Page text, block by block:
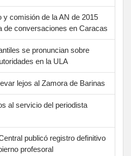
y comisión de la AN de 2015
de conversaciones en Caracas
se pronuncian sobre
en la ULA
lejos al Zamora de Barinas
al servicio del periodista
publicó registro definitivo
profesoral